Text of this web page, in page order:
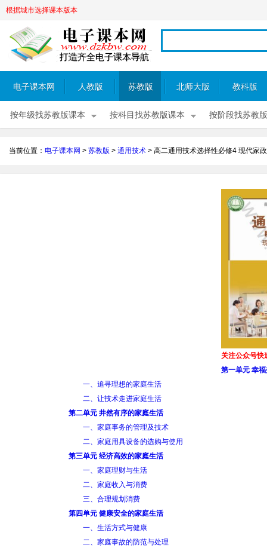
根据城市选择课本版本
电子课本网 人教版 苏教版 北师大版 教科版
按年级找苏教版课本 按科目找苏教版课本 按阶段找苏教
当前位置： 电子课本网 > 苏教版 > 通用技术 > 高二通用技术选择性必修4 现代家
关注公众号快
第一单元 幸
一、追寻理想的家庭生活
二、让技术走进家庭生活
第二单元 井然有序的家庭生活
一、家庭事务的管理及技术
二、家庭用具设备的选购与使用
第三单元 经济高效的家庭生活
一、家庭理财与生活
二、家庭收入与消费
三、合理规划消费
第四单元 健康安全的家庭生活
一、生活方式与健康
二、家庭事故的防范与处理